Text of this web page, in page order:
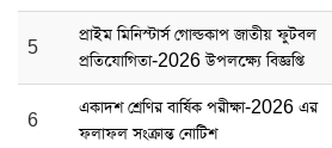
5
প্রাইম মিনিস্টার্স গোল্ডকাপ জাতীয় ফুটবল
প্রতিযোগিতা-2026 উপলক্ষ্যে বিজ্ঞপ্তি
6
একাদশ শ্রেণির বার্ষিক পরীক্ষা-2026 এর
ফলাফল সংক্রান্ত নোটিশ